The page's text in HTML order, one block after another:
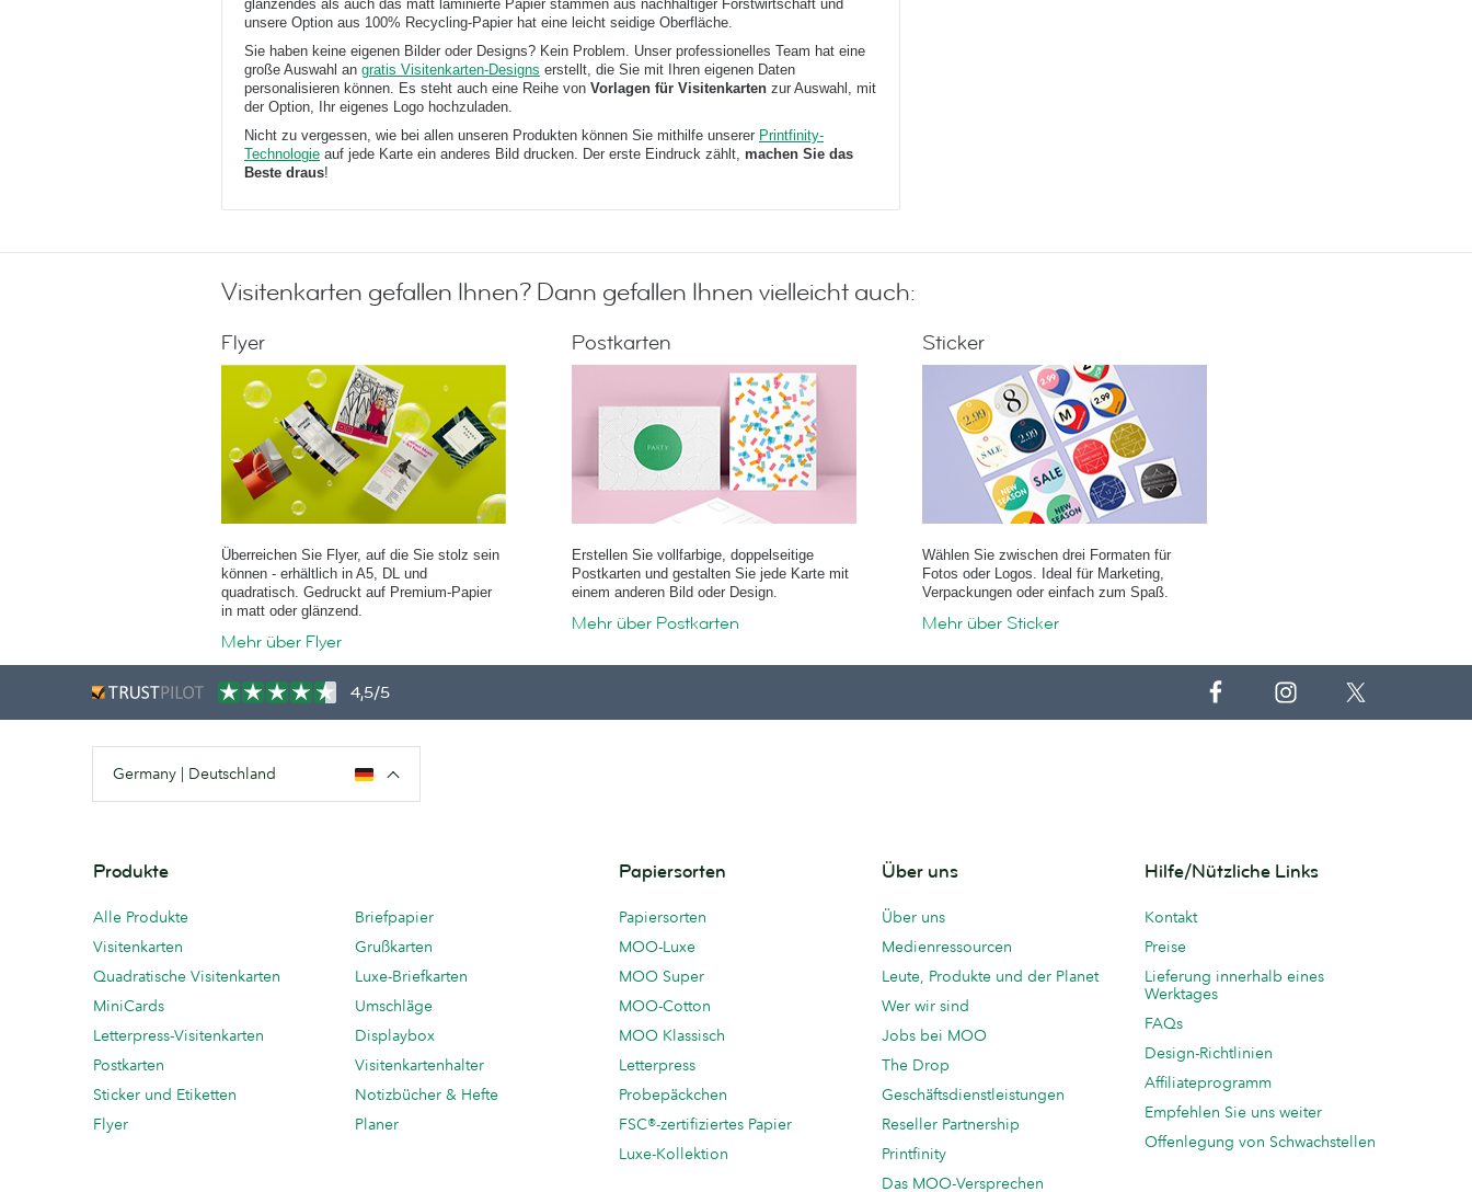
glänzendes als auch das matt laminierte Papier stammen aus nachhaltiger Forstwirtschaft und
unsere Option aus 100% Recycling-Papier hat eine leicht seidige Oberfläche.
Sie haben keine eigenen Bilder oder Designs? Kein Problem. Unser professionelles Team hat eine
große Auswahl an gratis Visitenkarten-Designs erstellt, die Sie mit Ihren eigenen Daten
personalisieren können. Es steht auch eine Reihe von Vorlagen für Visitenkarten zur Auswahl, mit
der Option, Ihr eigenes Logo hochzuladen.
Nicht zu vergessen, wie bei allen unseren Produkten können Sie mithilfe unserer Printfinity-
Technologie auf jede Karte ein anderes Bild drucken. Der erste Eindruck zählt, machen Sie das
Beste draus!
Visitenkarten gefallen Ihnen? Dann gefallen Ihnen vielleicht auch:
Flyer
Überreichen Sie Flyer, auf die Sie stolz sein
können - erhältlich in A5, DL und
quadratisch. Gedruckt auf Premium-Papier
in matt oder glänzend.
Mehr über Flyer
Postkarten
Erstellen Sie vollfarbige, doppelseitige
Postkarten und gestalten Sie jede Karte mit
einem anderen Bild oder Design.
Mehr über Postkarten
Sticker
Wählen Sie zwischen drei Formaten für
Fotos oder Logos. Ideal für Marketing,
Verpackungen oder einfach zum Spaß.
Mehr über Sticker
4,5/5
Germany | Deutschland
Produkte
Alle Produkte
Visitenkarten
Quadratische Visitenkarten
MiniCards
Letterpress-Visitenkarten
Postkarten
Sticker und Etiketten
Flyer
Briefpapier
Grußkarten
Luxe-Briefkarten
Umschläge
Displaybox
Visitenkartenhalter
Notizbücher & Hefte
Planer
Papiersorten
Papiersorten
MOO-Luxe
MOO Super
MOO-Cotton
MOO Klassisch
Letterpress
Probepäckchen
FSC®-zertifiziertes Papier
Luxe-Kollektion
Über uns
Über uns
Medienressourcen
Leute, Produkte und der Planet
Wer wir sind
Jobs bei MOO
The Drop
Geschäftsdienstleistungen
Reseller Partnership
Printfinity
Das MOO-Versprechen
Hilfe/Nützliche Links
Kontakt
Preise
Lieferung innerhalb eines
Werktages
FAQs
Design-Richtlinien
Affiliateprogramm
Empfehlen Sie uns weiter
Offenlegung von Schwachstellen